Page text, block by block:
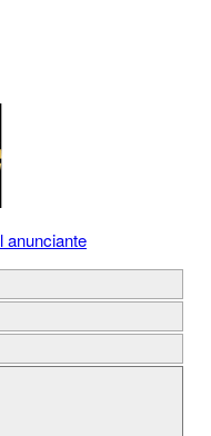
anunciante